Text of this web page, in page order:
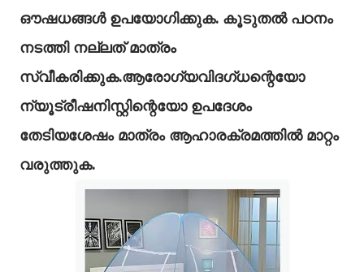
ഔഷധങ്ങൾ ഉപയോഗിക്കുക. കൂടുതൽ പഠനം
നടത്തി നല്ലത് മാത്രം
സ്വീകരിക്കുക.ആരോഗ്യവിദഗ്ധന്റെയോ
ന്യൂട്രീഷനിസ്റ്റിന്റെയോ ഉപദേശം
തേടിയശേഷം മാത്രം ആഹാരക്രമത്തില്‍ മാറ്റം
വരുത്തുക.